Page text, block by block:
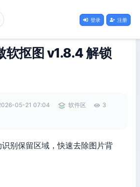
登录 注册
软抠图 v1.8.4 解锁
05-21 07:04 软件区
3
别保留区域，快速去除图片背